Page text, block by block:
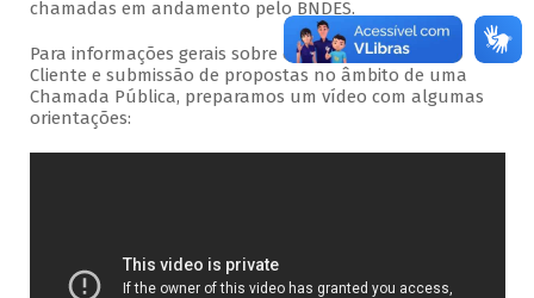
chamadas em andamento pelo BNDES.
Para informações gerais sobre o acesso ao Portal do
Cliente e submissão de propostas no âmbito de uma
Chamada Pública, preparamos um vídeo com algumas
orientações: